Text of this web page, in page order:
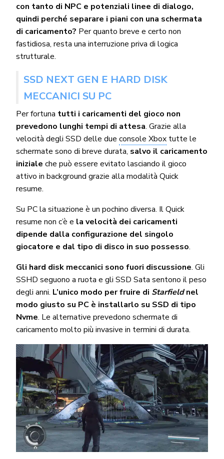
con tanto di NPC e potenziali linee di dialogo,
quindi perché separare i piani con una schermata
di caricamento? Per quanto breve e certo non
fastidiosa, resta una interruzione priva di logica
strutturale.
SSD NEXT GEN E HARD DISK
MECCANICI SU PC
Per fortuna tutti i caricamenti del gioco non
prevedono lunghi tempi di attesa. Grazie alla
velocità degli SSD delle dueconsole Xbox tutte le
schermate sono di breve durata, salvo il caricamento
iniziale che può essere evitato lasciando il gioco
attivo in background grazie alla modalità Quick
resume.
Su PC la situazione è un pochino diversa. Il Quick
resume non c’è e la velocità dei caricamenti
dipende dalla configurazione del singolo
giocatore e dal tipo di disco in suo possesso.
Gli hard disk meccanici sono fuori discussione. Gli
SSHD seguono a ruota e gli SSD Sata sentono il peso
degli anni. L’unico modo per fruire di Starfieldnel
modo giusto su PC è installarlo su SSD di tipo
Nvme. Le alternative prevedono schermate di
caricamento molto più invasive in termini di durata.